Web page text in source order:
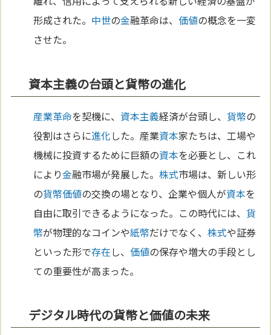
形成された。 中世の金融革命は、 価値の概念を一変
させた。
資本主義の台頭と貨幣の進化
産業革命を契機に、 資本主義経済が台頭し、貨幣の
役割はさらに進化した。産業資本家たちは、工場や
機械に投資するために巨額の資本を必要とし、これ
により金融市場が発展した。株式市場は、新しい形
の貨幣価値の交換の場となり、企業や個人が資本を
自由に取引できるようになった。この時代には、貨
幣が物理的なコインや紙幣だけでなく、株式や証券
といった形で存在し、 価値の保存や増大の手段とし
ての重要性が高まった。
デジタル時代の貨幣と価値の未来